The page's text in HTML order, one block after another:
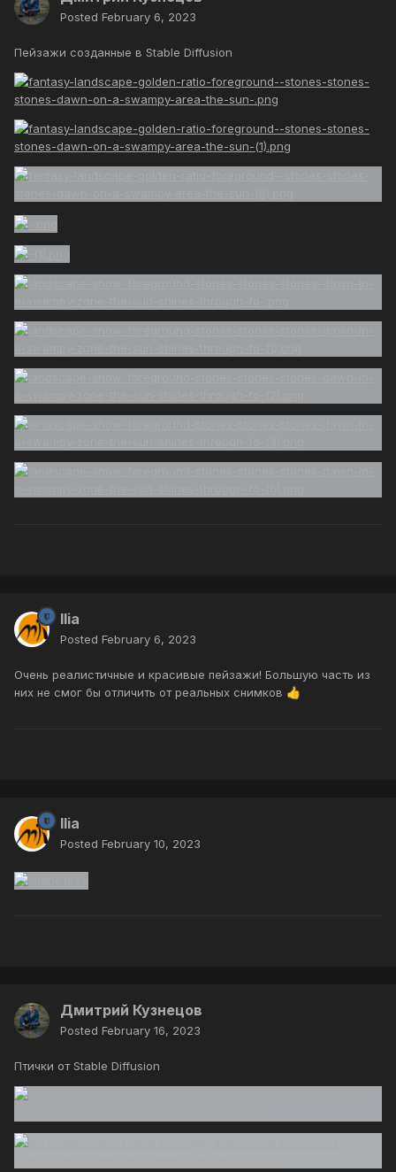
Posted February 6, 2023
Пейзажи созданные в Stable Diffusion
Ilia
Posted February 6, 2023
Очень реалистичные и красивые пейзажи! Большую часть из
них не смог бы отличить от реальных снимков 👍
Ilia
Posted February 10, 2023
Дмитрий Кузнецов
Posted February 16, 2023
Птички от Stable Diffusion